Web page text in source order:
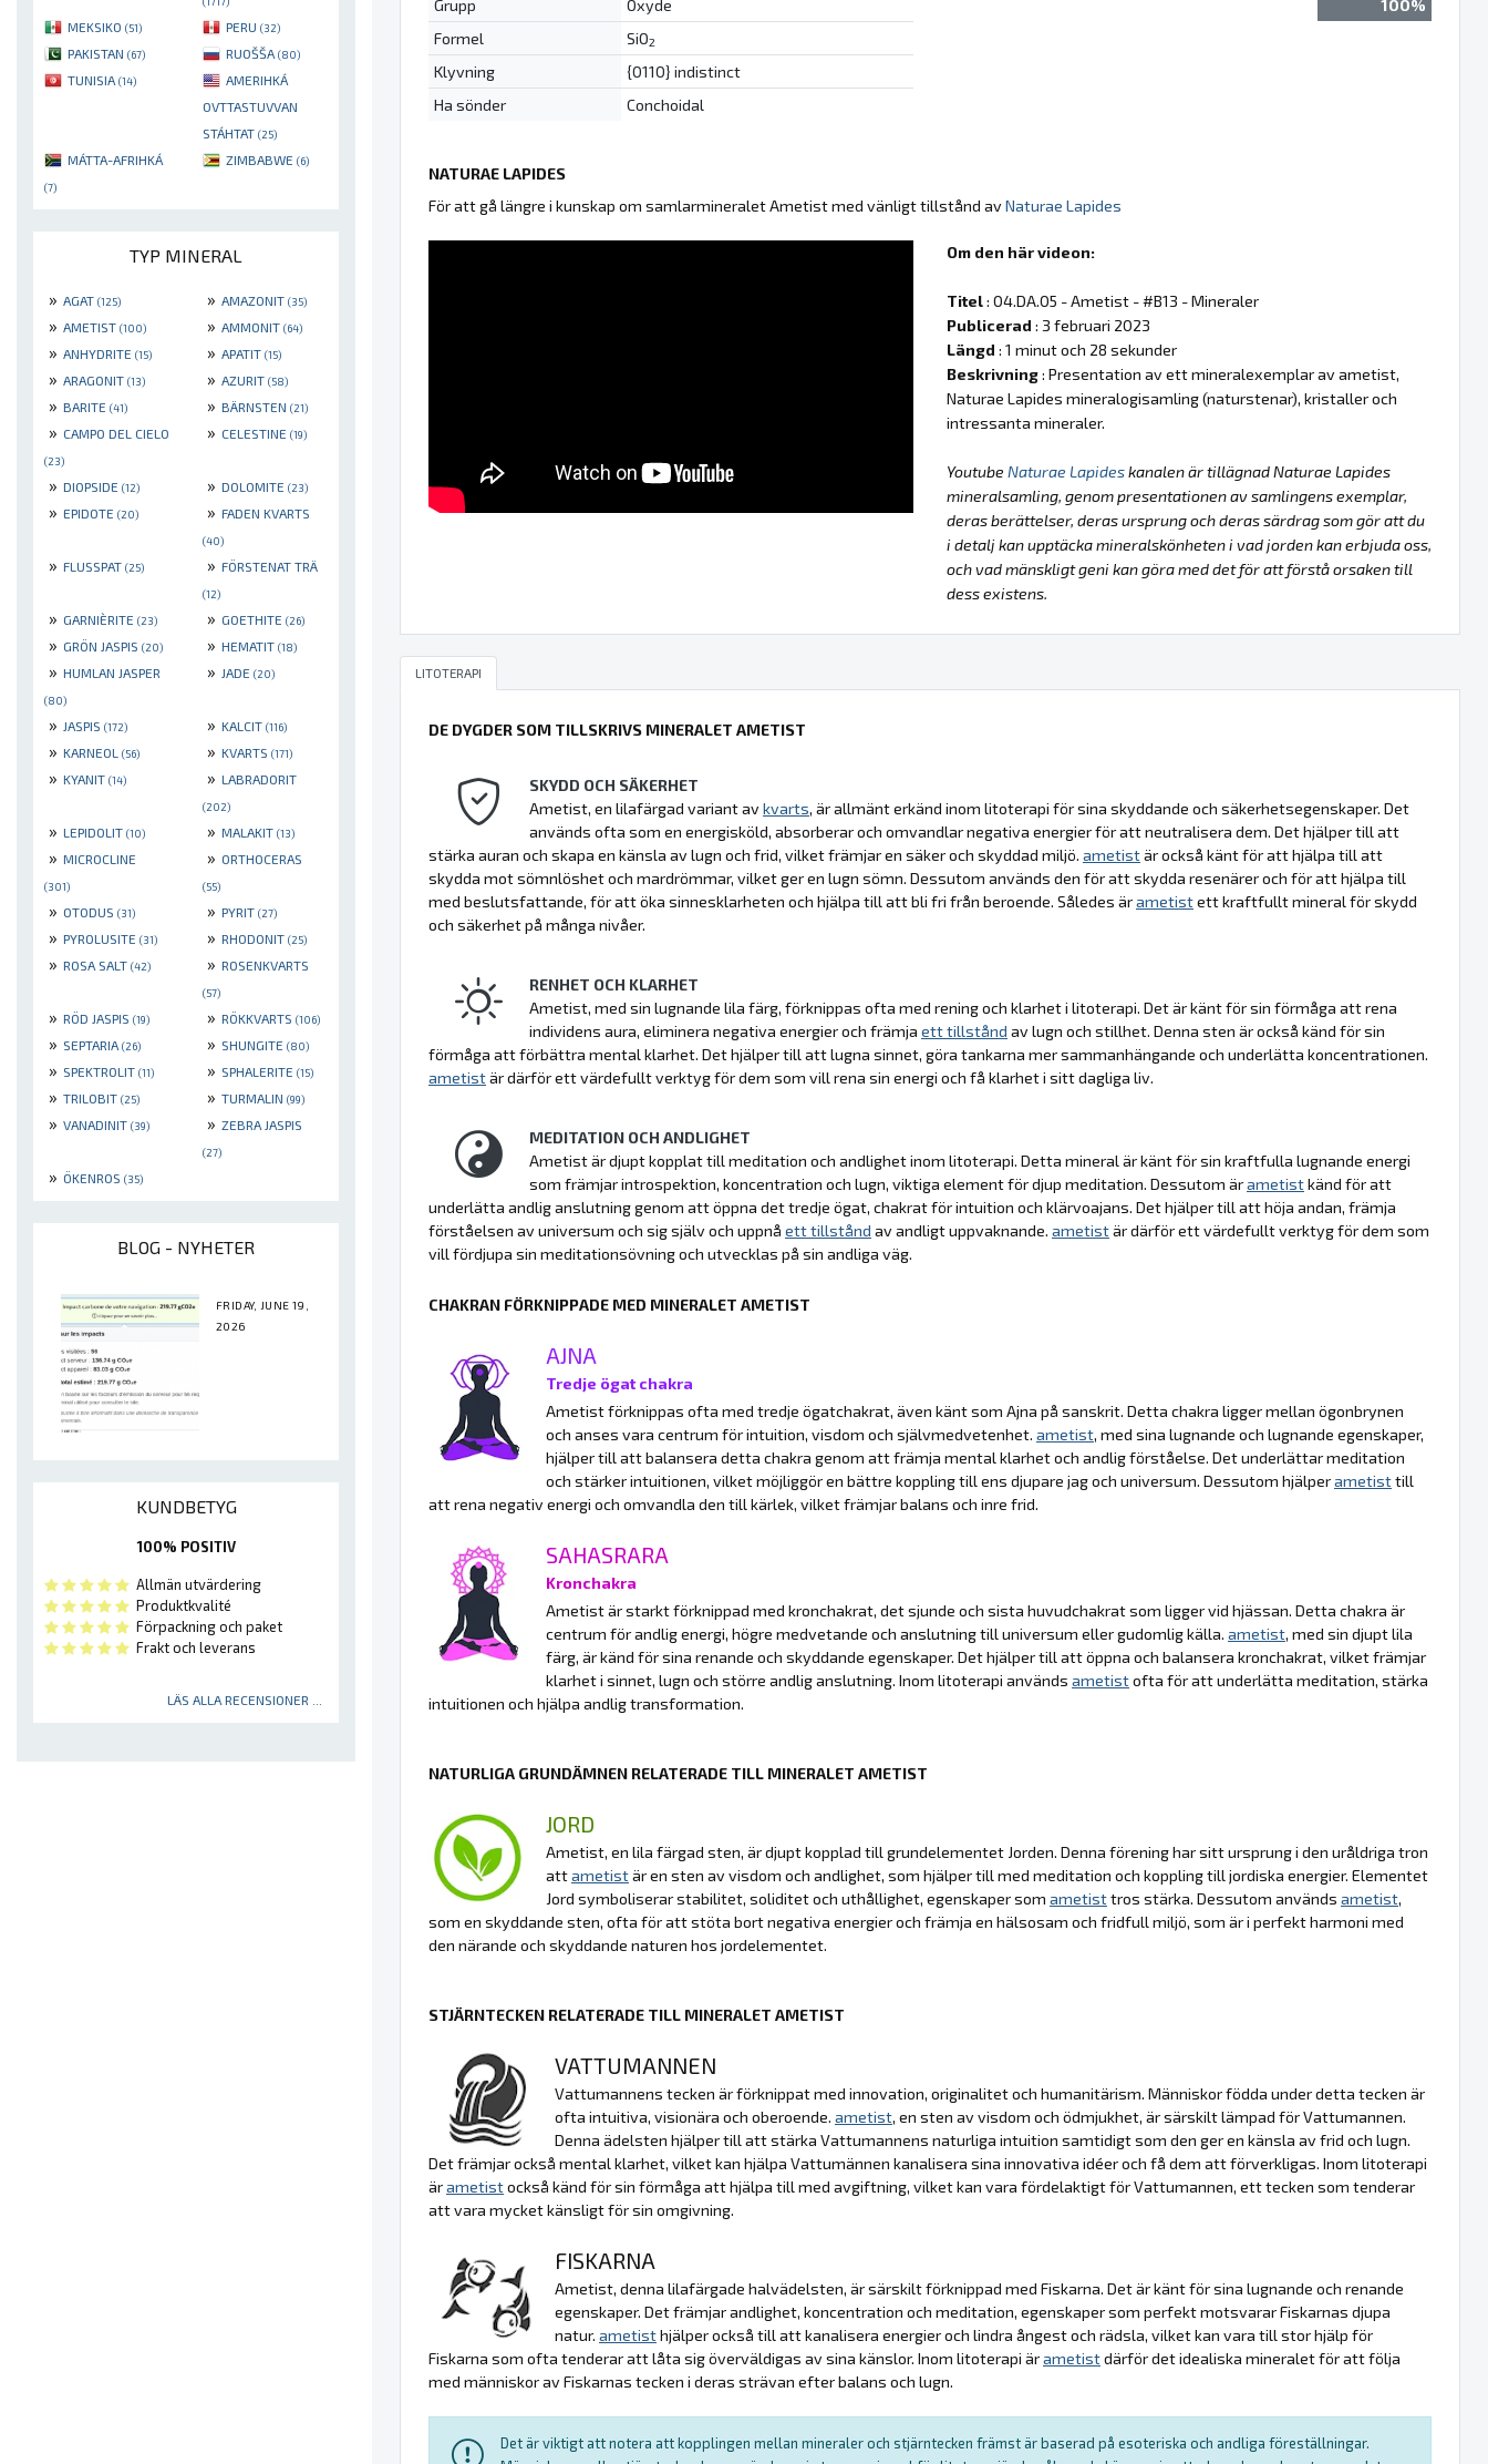
MEKSIKO (51) PERU (32)
PAKISTAN (67) RUOŠŠA (80)
TUNISIA (14)
AMERIHKÁ
OVTTASTUVVAN
STÁHTAT (25)
MÁTTA-AFRIHKÁ
(7)
ZIMBABWE (6)
TYP MINERAL
» AGAT (125) » AMAZONIT (35)
» AMETIST (100) » AMMONIT (64)
» ANHYDRITE (15) » APATIT (15)
» ARAGONIT (13) » AZURIT (58)
» BARITE (41) » BÄRNSTEN (21)
» CAMPO DEL CIELO
(23)
» CELESTINE (19)
» DIOPSIDE (12) » DOLOMITE (23)
» EPIDOTE (20) » FADEN KVARTS
(40)
» FLUSSPAT (25) » FÖRSTENAT TRÄ
(12)
» GARNIÈRITE (23) » GOETHITE (26)
» GRÖN JASPIS (20) » HEMATIT (18)
» HUMLAN JASPER
(80)
» JADE (20)
» JASPIS (172) » KALCIT (116)
» KARNEOL (56) » KVARTS (171)
» KYANIT (14) » LABRADORIT
(202)
» LEPIDOLIT (10) » MALAKIT (13)
» MICROCLINE
(301)
» ORTHOCERAS
(55)
» OTODUS (31) » PYRIT (27)
» PYROLUSITE (31) » RHODONIT (25)
» ROSA SALT (42) » ROSENKVARTS
(57)
» RÖD JASPIS (19) » RÖKKVARTS (106)
» SEPTARIA (26) » SHUNGITE (80)
» SPEKTROLIT (11) » SPHALERITE (15)
» TRILOBIT (25) » TURMALIN (99)
» VANADINIT (39) » ZEBRA JASPIS
(27)
» ÖKENROS (35)
BLOG - NYHETER
FRIDAY, JUNE 19,
2026
KUNDBETYG
100% POSITIV
Allmän utvärdering
Produktkvalité
Förpackning och paket
Frakt och leverans
LÄS ALLA RECENSIONER ...
Grupp
Oxyde
Formel
SiO2
Klyvning
{0110} indistinct
Ha sönder
Conchoidal
100%
NATURAE LAPIDES
För att gå längre i kunskap om samlarmineralet Ametist med vänligt tillstånd avNaturae Lapides
Om den här videon:
Titel: 04.DA.05 - Ametist - #B13 - Mineraler
Publicerad : 3 februari 2023
Längd : 1 minut och 28 sekunder
Beskrivning: Presentation av ett mineralexemplar av ametist,
Naturae Lapides mineralogisamling (naturstenar), kristaller och
intressanta mineraler.
Youtube Naturae Lapideskanalen är tillägnad Naturae Lapides
mineralsamling, genom presentationen av samlingens exemplar,
deras berättelser, deras ursprung och deras särdrag som gör att du
i detalj kan upptäcka mineralskönheten i vad jorden kan erbjuda oss,
och vad mänskligt geni kan göra med det för att förstå orsaken till
dess existens.
LITOTERAPI
DE DYGDER SOM TILLSKRIVS MINERALET AMETIST
SKYDD OCH SÄKERHET
Ametist, en lilafärgad variant avkvarts, är allmänt erkänd inom litoterapi för sina skyddande och säkerhetsegenskaper. Det
används ofta som en energisköld, absorberar och omvandlar negativa energier för att neutralisera dem. Det hjälper till att
stärka auran och skapa en känsla av lugn och frid, vilket främjar en säker och skyddad miljö. ametistär också känt för att hjälpa till att
skydda mot sömnlöshet och mardrömmar, vilket ger en lugn sömn. Dessutom används den för att skydda resenärer och för att hjälpa till
med beslutsfattande, för att öka sinnesklarheten och hjälpa till att bli fri från beroende. Således ärametistett kraftfullt mineral för skydd
och säkerhet på många nivåer.
RENHET OCH KLARHET
Ametist, med sin lugnande lila färg, förknippas ofta med rening och klarhet i litoterapi. Det är känt för sin förmåga att rena
individens aura, eliminera negativa energier och främja ett tillstånd av lugn och stillhet. Denna sten är också känd för sin
förmåga att förbättra mental klarhet. Det hjälper till att lugna sinnet, göra tankarna mer sammanhängande och underlätta koncentrationen.
ametistär därför ett värdefullt verktyg för dem som vill rena sin energi och få klarhet i sitt dagliga liv.
MEDITATION OCH ANDLIGHET
Ametist är djupt kopplat till meditation och andlighet inom litoterapi. Detta mineral är känt för sin kraftfulla lugnande energi
som främjar introspektion, koncentration och lugn, viktiga element för djup meditation. Dessutom ärametistkänd för att
underlätta andlig anslutning genom att öppna det tredje ögat, chakrat för intuition och klärvoajans. Det hjälper till att höja andan, främja
förståelsen av universum och sig själv och uppnå ett tillstånd av andligt uppvaknande. ametistär därför ett värdefullt verktyg för dem som
vill fördjupa sin meditationsövning och utvecklas på sin andliga väg.
CHAKRAN FÖRKNIPPADE MED MINERALET AMETIST
AJNA
Tredje ögat chakra
Ametist förknippas ofta med tredje ögatchakrat, även känt som Ajna på sanskrit. Detta chakra ligger mellan ögonbrynen
och anses vara centrum för intuition, visdom och självmedvetenhet. ametist, med sina lugnande och lugnande egenskaper,
hjälper till att balansera detta chakra genom att främja mental klarhet och andlig förståelse. Det underlättar meditation
och stärker intuitionen, vilket möjliggör en bättre koppling till ens djupare jag och universum. Dessutom hjälperametisttill
att rena negativ energi och omvandla den till kärlek, vilket främjar balans och inre frid.
SAHASRARA
Kronchakra
Ametist är starkt förknippad med kronchakrat, det sjunde och sista huvudchakrat som ligger vid hjässan. Detta chakra är
centrum för andlig energi, högre medvetande och anslutning till universum eller gudomlig källa. ametist, med sin djupt lila
färg, är känd för sina renande och skyddande egenskaper. Det hjälper till att öppna och balansera kronchakrat, vilket främjar
klarhet i sinnet, lugn och större andlig anslutning. Inom litoterapi används ametistofta för att underlätta meditation, stärka
intuitionen och hjälpa andlig transformation.
NATURLIGA GRUNDÄMNEN RELATERADE TILL MINERALET AMETIST
JORD
Ametist, en lila färgad sten, är djupt kopplad till grundelementet Jorden. Denna förening har sitt ursprung i den uråldriga tron
attametistär en sten av visdom och andlighet, som hjälper till med meditation och koppling till jordiska energier. Elementet
Jord symboliserar stabilitet, soliditet och uthållighet, egenskaper som ametisttros stärka. Dessutom används ametist,
som en skyddande sten, ofta för att stöta bort negativa energier och främja en hälsosam och fridfull miljö, som är i perfekt harmoni med
den närande och skyddande naturen hos jordelementet.
STJÄRNTECKEN RELATERADE TILL MINERALET AMETIST
VATTUMANNEN
Vattumannens tecken är förknippat med innovation, originalitet och humanitärism. Människor födda under detta tecken är
ofta intuitiva, visionära och oberoende. ametist, en sten av visdom och ödmjukhet, är särskilt lämpad för Vattumannen.
Denna ädelsten hjälper till att stärka Vattumannens naturliga intuition samtidigt som den ger en känsla av frid och lugn.
Det främjar också mental klarhet, vilket kan hjälpa Vattumännen kanalisera sina innovativa idéer och få dem att förverkligas. Inom litoterapi
ärametistockså känd för sin förmåga att hjälpa till med avgiftning, vilket kan vara fördelaktigt för Vattumannen, ett tecken som tenderar
att vara mycket känsligt för sin omgivning.
FISKARNA
Ametist, denna lilafärgade halvädelsten, är särskilt förknippad med Fiskarna. Det är känt för sina lugnande och renande
egenskaper. Det främjar andlighet, koncentration och meditation, egenskaper som perfekt motsvarar Fiskarnas djupa
natur. ametisthjälper också till att kanalisera energier och lindra ångest och rädsla, vilket kan vara till stor hjälp för
Fiskarna som ofta tenderar att låta sig överväldigas av sina känslor. Inom litoterapi ärametistdärför det idealiska mineralet för att följa
med människor av Fiskarnas tecken i deras strävan efter balans och lugn.
Det är viktigt att notera att kopplingen mellan mineraler och stjärntecken främst är baserad på esoteriska och andliga föreställningar.